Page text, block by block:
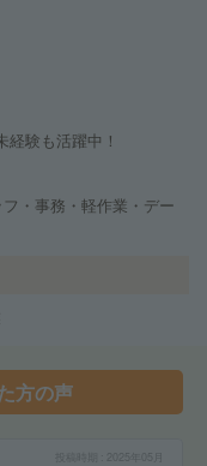
験も活躍中！
・事務・軽作業・デー
方の声
2025年05月